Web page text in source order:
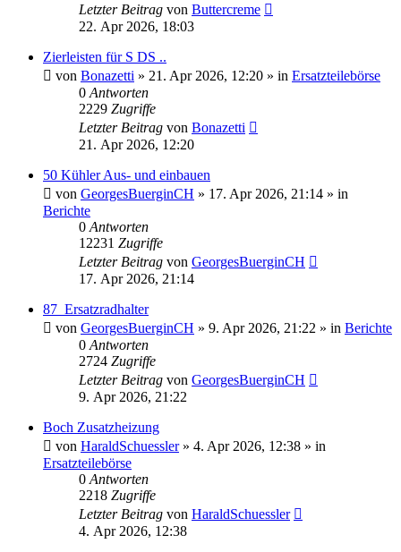
Letzter Beitrag von Buttercreme
22. Apr 2026, 18:03
Zierleisten für S DS ..
von Bonazetti » 21. Apr 2026, 12:20 » in Ersatzteilebörse
0 Antworten
2229 Zugriffe
Letzter Beitrag von Bonazetti
21. Apr 2026, 12:20
50 Kühler Aus- und einbauen
von GeorgesBuerginCH » 17. Apr 2026, 21:14 » in
Berichte
0 Antworten
12231 Zugriffe
Letzter Beitrag von GeorgesBuerginCH
17. Apr 2026, 21:14
87_Ersatzradhalter
von GeorgesBuerginCH » 9. Apr 2026, 21:22 » in Berichte
0 Antworten
2724 Zugriffe
Letzter Beitrag von GeorgesBuerginCH
9. Apr 2026, 21:22
Boch Zusatzheizung
von HaraldSchuessler» 4. Apr 2026, 12:38 » in
Ersatzteilebörse
0 Antworten
2218 Zugriffe
Letzter Beitrag von HaraldSchuessler
4. Apr 2026, 12:38